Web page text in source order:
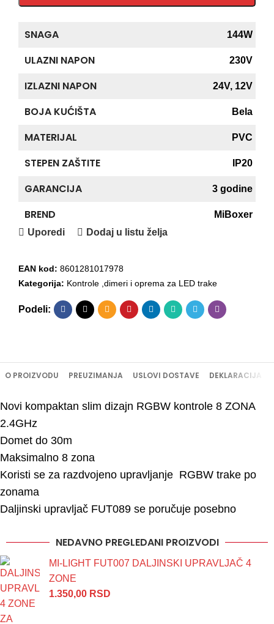
SNAGA 144W
ULAZNI NAPON 230V
IZLAZNI NAPON 24V, 12V
BOJA KUĆIŠTA Bela
MATERIJAL PVC
STEPEN ZAŠTITE IP20
GARANCIJA 3 godine
BREND
MiBoxer
Uporedi
Dodaj u listu želja
EAN kod: 8601281017978
Kategorija: Kontrole ,dimeri i oprema za LED trake
Podeli:
O PROIZVODU PREUZIMANJA USLOVI DOSTAVE DEKLARACIJA
Novi kompaktan slim dizajn RGBW kontrole 8 ZONA
2.4GHz
Domet do 30m
Maksimalno 8 zona
Koristi se za razdvojeno upravljanje RGBW trake po
zonama
Daljinski upravljač FUT089 se poručuje posebno
NEDAVNO PREGLEDANI PROIZVODI
MI-LIGHT FUT007 DALJINSKI UPRAVLJAČ 4
ZONE
1.350,00 RSD